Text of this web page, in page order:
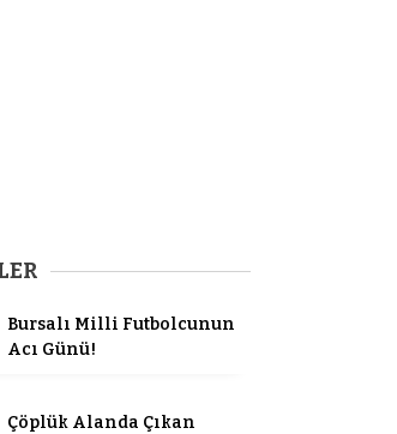
Bursalı Milli Futbolcunun
Acı Günü!
Çöplük Alanda Çıkan